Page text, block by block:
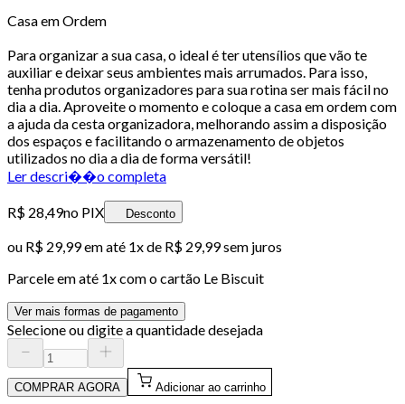
Casa em Ordem
Para organizar a sua casa, o ideal é ter utensílios que vão te
auxiliar e deixar seus ambientes mais arrumados. Para isso,
tenha produtos organizadores para sua rotina ser mais fácil no
dia a dia. Aproveite o momento e coloque a casa em ordem com
a ajuda da cesta organizadora, melhorando assim a disposição
dos espaços e facilitando o armazenamento de objetos
utilizados no dia a dia de forma versátil!
Ler descri��o completa
R$ 28,49no PIX Desconto
ou R$ 29,99em até 1x de R$ 29,99sem juros
Parcele em até 1x com o cartão Le Biscuit
Ver mais formas de pagamento
Selecione ou digite a quantidade desejada
COMPRAR AGORA Adicionar ao carrinho